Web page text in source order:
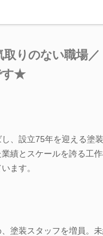
りのない職場
す★
、設立75年を迎える塗
績とスケールを誇る工
ます。
塗装スタッフを増員。